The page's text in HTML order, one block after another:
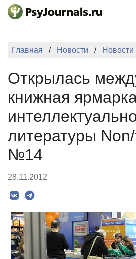
Перейти к основному содержанию
НОВОСТИ
ПОДАТЬ
КЛЮЧЕВЫЕ
Регистрация
Главная Новости Новости
Открылась
книжная
литературы
№14
28.11.2012